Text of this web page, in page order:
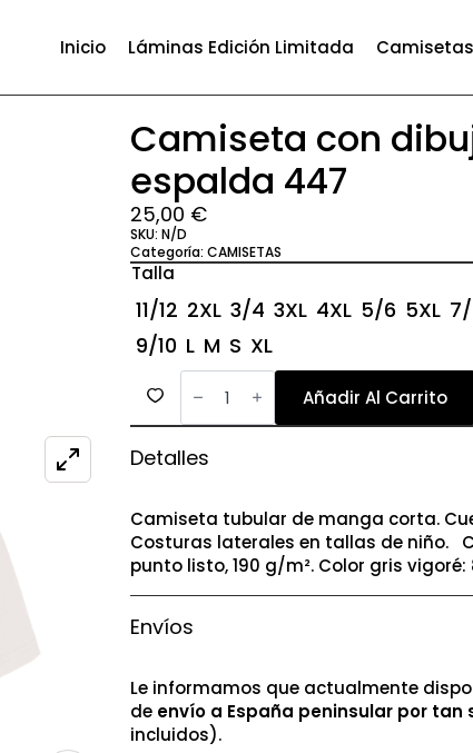
Inicio Láminas Edición Limitada Camisetas
Camiseta con
espalda 447
25,00 €
SKU:N/D
Categoría:CAMISETAS
Talla
11/12 2XL 3/4 3XL 4XL 5/6 5XL
9/10 L M S XL
Camiseta
con
dibujo
en
espalda
Añadir Al Carrito
Detalles
Camiseta tubular de manga corta.
Costuras laterales en tallas de niño.
punto listo, 190 g/m². Color gris
Envíos
Le informamos que actualmente
de envío a España peninsular por tan
incluidos).